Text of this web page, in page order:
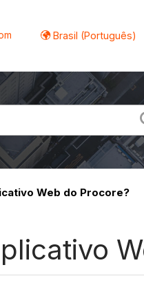
Brasil (Português)
Web do Procore?